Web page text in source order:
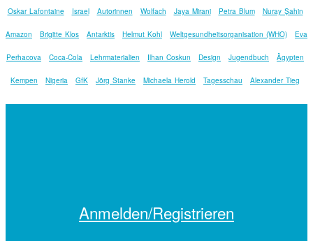
Oskar Lafontaine Israel Autorinnen Wolfach Jaya Mirani Petra Blum Nuray Şahin
Amazon Brigitte Klos Antarktis Helmut Kohl Weltgesundheitsorganisation (WHO) Eva
Perhacova Coca-Cola Lehrmaterialien Ilhan Coskun Design Jugendbuch Ägypten
Kempen Nigeria GfK Jörg Stanke Michaela Herold Tagesschau Alexander Tieg
Anmelden/Registrieren